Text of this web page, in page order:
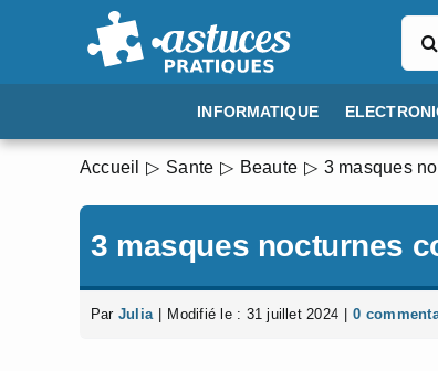
INFORMATIQUE
Accueil Sante Beaute 3 masques
3 masques nocturnes
Par Julia Modifié le : 31 juillet 2024 0